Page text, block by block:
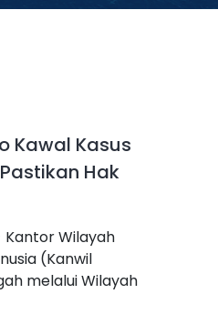
Kawal Kasus
Hak
Wilayah
(Kanwil
melalui Wilayah